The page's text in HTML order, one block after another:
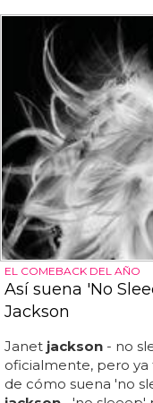
EL COMEBACK DEL AÑO
Así suena 'No
Jackson
Janet jackson - no
oficialmente, pero
de cómo suena 'no